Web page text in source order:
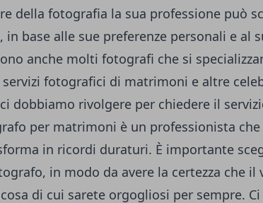
della fotografia la sua professione può
in base alle sue preferenze personali e al
anche molti fotografi che si
servizi fotografici di matrimoni e altre
dobbiamo rivolgere per chiedere il
per matrimoni è un professionista
in ricordi duraturi. È importante
in modo da avere la certezza che il
di cui sarete orgogliosi per sempre.